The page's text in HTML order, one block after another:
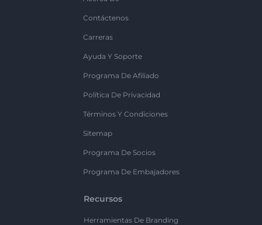
Contáctenos
Carreras
Ayuda Y Soporte
Programa De Afiliado
Política De Privacidad
Términos Y Condiciones
Sitemap
Programa De Socios
Programa De Embajadores
Recursos
Herramientas De Branding